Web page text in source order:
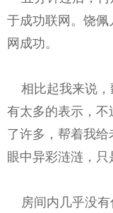
于成功联网。饶
网成功。
相比起我来说，
有太多的表示，不
了许多，帮着我
眼中异彩涟涟，只
房间内几乎没有